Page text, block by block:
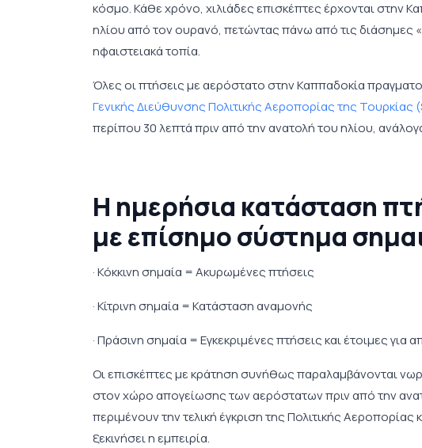
κόσμο. Κάθε χρόνο, χιλιάδες επισκέπτες έρχονται στην
ηλίου από τον ουρανό, πετώντας πάνω από τις διάσημες
ηφαιστειακά τοπία.
Όλες οι πτήσεις με αερόστατο στην Καππαδοκία
Γενικής Διεύθυνσης Πολιτικής Αεροπορίας της Τουρκίας
περίπου 30 λεπτά πριν από την ανατολή του ηλίου,
Η ημερήσια κατάσταση
με επίσημο σύστημα
· Κόκκινη σημαία = Ακυρωμένες πτήσεις
· Κίτρινη σημαία = Κατάσταση αναμονής
· Πράσινη σημαία = Εγκεκριμένες πτήσεις και έτοιμες για
Οι επισκέπτες με κράτηση συνήθως παραλαμβάνονται
στον χώρο απογείωσης των αερόστατων πριν από την
περιμένουν την τελική έγκριση της Πολιτικής
ξεκινήσει η εμπειρία.